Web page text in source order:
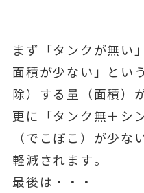
まず「タンクが無い
面積が少ない」とい
除）する量（面積）
更に「タンク無＋シ
（でこぼこ）が少な
軽減されます。
最後は・・・